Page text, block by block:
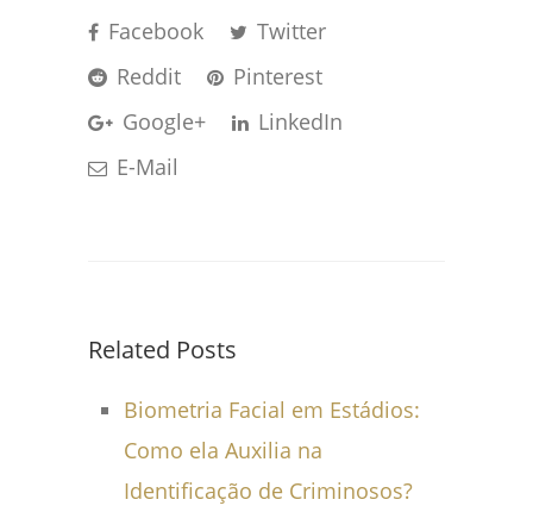
Facebook
Twitter
Reddit
Pinterest
Google+
LinkedIn
E-Mail
Related Posts
Biometria Facial em Estádios:
Como ela Auxilia na
Identificação de Criminosos?